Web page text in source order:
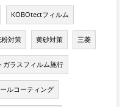
KOBOtectフィルム
対策 黄砂対策 三菱
ガラスフィルム施行
ルコーティング